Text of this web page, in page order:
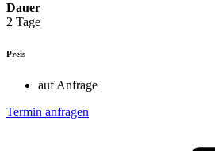
Dauer
2 Tage
Preis
auf Anfrage
Termin anfragen